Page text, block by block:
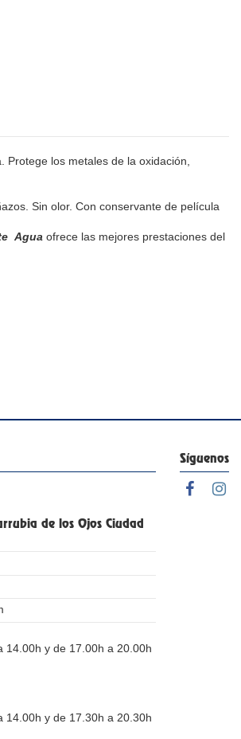
los metales de la oxidación,
Sin olor. Con conservante de película
Agua ofrece las mejores prestaciones del
de los Ojos Ciudad
14.00h y de 17.00h a 20.00h
14.00h y de 17.30h a 20.30h
Síguenos